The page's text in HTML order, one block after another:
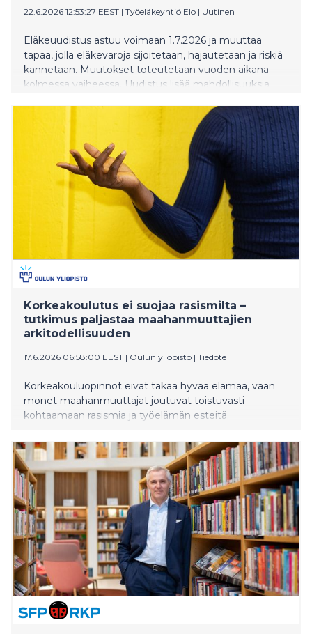
22.6.2026 12:53:27 EEST | Työeläkeyhtiö Elo | Uutinen
Eläkeuudistus astuu voimaan 1.7.2026 ja muuttaa
tapaa, jolla eläkevaroja sijoitetaan, hajautetaan ja riskiä
kannetaan. Muutokset toteutetaan vuoden aikana
kolmessa vaiheessa. Uudistus lisää mahdollisuuksia
samalla sijoitusten riskitaso ja tuottojen vaihtelu
kasvavat. Mitä muutos tarkoittaa käytännössä
sijoitussalkulle, odotettaville tuotoille ja
eläkejärjestelmän kestävyydelle? Näihin kysymyksiin
pureudutaan Elon podcastin Helenius & Vatanen –
SYVÄPUHETTA TALOUDESTA uudessa jaksossa.
Keskustelijoina ovat Elon pääekonomisti Tiina Helenius
ja allokaatiojohtaja Kari Vatanen. He ovat kokeneita
makrotalouden ja sijoitusmarkkinoiden asiantuntijoita,
jotka avaavat uudistuksen taustoja ja vaikutuksia
analyyttisesti ja pintaa syvemmältä. Podcastissa
vastataan mm. seuraaviin kysymyksiin: Miksi
talousympäristössä? Miten pitkä matalan korkotason
jakso on vaikuttanut eläkevarojen tuottoihin ja
järjestelmän kestävyy
Korkeakoulutus ei suojaa rasismilta –
tutkimus paljastaa maahanmuuttajien
arkitodellisuuden
17.6.2026 06:58:00 EEST | Oulun yliopisto | Tiedote
Korkeakouluopinnot eivät takaa hyvää elämää, vaan
monet maahanmuuttajat joutuvat toistuvasti
kohtaamaan rasismia ja työelämän esteitä.